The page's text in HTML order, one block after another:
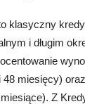
klasyczny
i długim
48 miesięcy)
Z